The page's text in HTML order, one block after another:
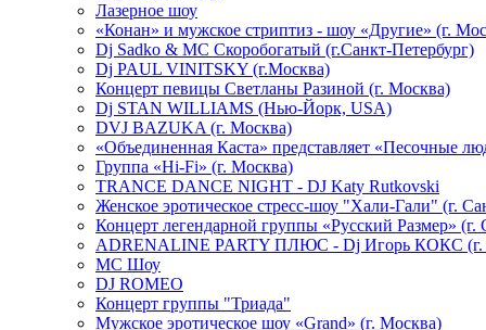
Лазерное шоу
«Конан» и мужское стриптиз - шоу «Другие» (г.
Dj Sadko & МС Скоробогатый (г.Санкт-Петербург)
Dj PAUL VINITSKY (г.Москва)
Концерт певицы Светланы Разиной (г. Москва)
Dj STAN WILLIAMS (Нью-Йорк, USA)
DVJ BAZUKA (г. Москва)
«Объединенная Каста» представляет «Песочные
Группа «Hi-Fi» (г. Москва)
TRANCE DANCE NIGHT - DJ Katy Rutkovski
Женское эротическое стресс-шоу "Хали-Гали" (г.
Концерт легендарной группы «Русский Размер» (г.
ADRENALINE PARTY ПЛЮС - Dj Игорь КОКС (г.
MC Шоу
DJ ROMEO
Концерт группы "Триада"
Мужское эротическое шоу «Grand» (г. Москва)